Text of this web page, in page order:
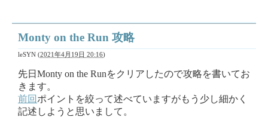
Monty on the Run 攻略
leSYN (2021年4月19日 20:16)
先日Monty on the Runをクリアしたので攻略を書いてお
きます。
前回 ポイントを絞って述べていますがもう少し細かく
記述しようと思いまして。